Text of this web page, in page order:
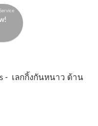
- เลกกิ้งกันหนาว ด้าน